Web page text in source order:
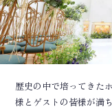
歴史の中で培ってきた
様とゲストの皆様が満